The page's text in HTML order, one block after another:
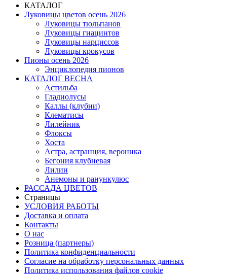
КАТАЛОГ
Луковицы цветов осень 2026
Луковицы тюльпанов
Луковицы гиацинтов
Луковицы нарциссов
Луковицы крокусов
Пионы осень 2026
Энциклопедия пионов
КАТАЛОГ ВЕСНА
Астильба
Гладиолусы
Каллы (клубни)
Клематисы
Лилейник
Флоксы
Хоста
Астра, астранция, вероника
Бегония клубневая
Лилии
Анемоны и ранункулюс
РАССАДА ЦВЕТОВ
Страницы
УСЛОВИЯ РАБОТЫ
Доставка и оплата
Контакты
О наc
Розница (партнеры)
Политика конфиденциальности
Согласие на обработку персональных данных
Политика использования файлов сookie